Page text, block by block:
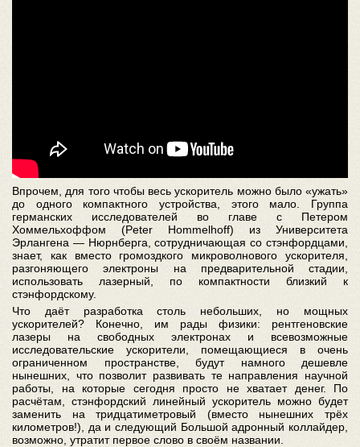
Впрочем, для того чтобы весь ускоритель можно было «ужать»
до одного компактного устройства, этого мало. Группа
германских исследователей во главе с Петером
Хоммельхоффом (Peter Hommelhoff) из Университета
Эрлангена — Нюрнберга, сотрудничающая со стэнфордцами,
знает, как вместо громоздкого микроволнового ускорителя,
разгоняющего электроны на предварительной стадии,
использовать лазерный, по компактности близкий к
стэнфордскому.
Что даёт разработка столь небольших, но мощных
ускорителей? Конечно, им рады физики: рентгеновские
лазеры на свободных электронах и всевозможные
исследовательские ускорители, помещающиеся в очень
ограниченном пространстве, будут намного дешевле
нынешних, что позволит развивать те направления научной
работы, на которые сегодня просто не хватает денег. По
расчётам, стэнфордский линейный ускоритель можно будет
заменить на тридцатиметровый (вместо нынешних трёх
километров!), да и следующий Большой адронный коллайдер,
возможно, утратит первое слово в своём названии.